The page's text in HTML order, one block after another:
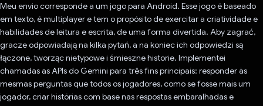
Meu envio corresponde a um jogo para Android. Esse jogo é baseado
em texto, é multiplayer e tem o propósito de exercitar a criatividade e
habilidades de leitura e escrita, de uma forma divertida. Aby zagrać,
gracze odpowiadają na kilka pytań, a na koniec ich odpowiedzi są
łączone, tworząc nietypowe i śmieszne historie. Implementei
chamadas as APIs do Gemini para três fins principais: responder às
mesmas perguntas que todos os jogadores, como se fosse mais um
jogador, criar histórias com base nas respostas embaralhadas e